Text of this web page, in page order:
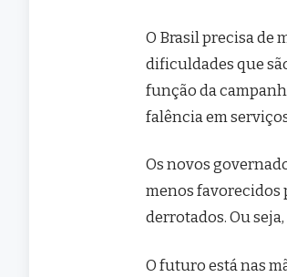
O Brasil precisa de
dificuldades que
função da
falência em
Os novos
menos favorecidos
derrotados. Ou
O futuro está nas